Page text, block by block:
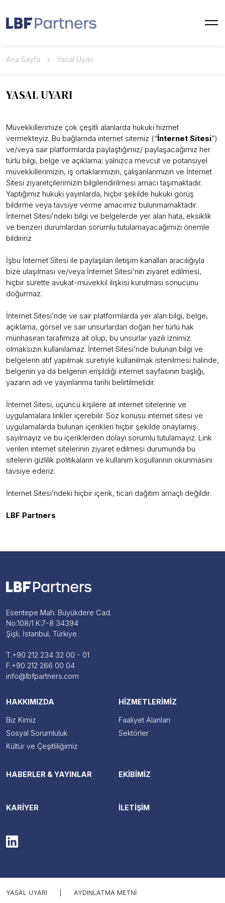
Ana Sayfa Yasal Uyarı
YASAL UYARI
Müvekkillerimize çok çeşitli alanlarda hukuki hizmet
vermekteyiz. Bu bağlamda internet sitemiz (“İnternet Sitesi”)
ve/veya sair platformlarda paylaştığımız/ paylaşacağımız her
türlü bilgi, belge ve açıklama; yalnızca mevcut ve potansiyel
müvekkillerimizin, iş ortaklarımızın, çalışanlarımızın ve İnternet
Sitesi ziyaretçilerimizin bilgilendirilmesi amacı taşımaktadır.
Yaptığımız hukuki yayınlarda, hiçbir şekilde hukuki görüş
bildirme veya tavsiye verme amacımız bulunmamaktadır.
İnternet Sitesi’ndeki bilgi ve belgelerde yer alan hata, eksiklik
ve benzeri durumlardan sorumlu tutulamayacağımızı önemle
bildiririz
İşbu İnternet Sitesi ile paylaşılan iletişim kanalları aracılığıyla
bize ulaşılması ve/veya İnternet Sitesi’nin ziyaret edilmesi,
hiçbir surette avukat-müvekkil ilişkisi kurulması sonucunu
doğurmaz.
İnternet Sitesi’nde ve sair platformlarda yer alan bilgi, belge,
açıklama, görsel ve sair unsurlardan doğan her türlü hak
münhasıran tarafımıza ait olup, bu unsurlar yazılı iznimiz
olmaksızın kullanılamaz. İnternet Sitesi’nde bulunan bilgi ve
belgelerin atıf yapılmak suretiyle kullanılmak istenilmesi halinde,
belgenin ya da belgenin erişildiği internet sayfasının başlığı,
yazarın adı ve yayınlanma tarihi belirtilmelidir.
İnternet Sitesi, üçüncü kişilere ait internet sitelerine ve
uygulamalara linkler içerebilir. Söz konusu internet sitesi ve
uygulamalarda bulunan içerikleri hiçbir şekilde onaylamış
sayılmayız ve bu içeriklerden dolayı sorumlu tutulamayız. Link
verilen internet sitelerinin ziyaret edilmesi durumunda bu
sitelerin gizlilik politikaların ve kullanım koşullarının okunmasını
tavsiye ederiz.
İnternet Sitesi’ndeki hiçbir içerik, ticari dağıtım amaçlı değildir.
LBF Partners
Esentepe Mah. Büyükdere Cad.
No:108/1 K:7-8 34394
Şişli, İstanbul, Türkiye
T.+90 212 234 32 00 - 01
F.+90 212 266 00 04
info@lbfpartners.com
HAKKIMIZDA
Biz Kimiz
Sosyal Sorumluluk
Kültür ve Çeşitliliğimiz
HİZMETLERİMİZ
Faaliyet Alanları
Sektörler
HABERLER & YAYINLAR EKİBİMİZ
KARİYER İLETİŞİM
YASAL UYARI AYDINLATMA METNI